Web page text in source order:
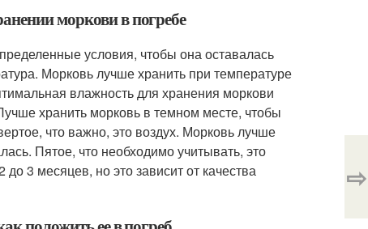
моркови в погребе
условия, чтобы она оставалась
Морковь лучше хранить при температуре
влажность для хранения моркови
хранить морковь в темном месте, чтобы
что важно, это воздух. Морковь лучше
Пятое, что необходимо учитывать, это
3 месяцев, но это зависит от качества
⇨